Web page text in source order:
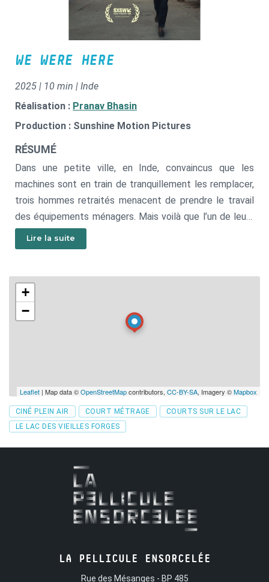
WE WERE HERE
2025 | 10 min | Inde
Réalisation : Pranav Bhasin
Production : Sunshine Motion Pictures
RÉSUMÉ
Dans une petite ville, en Inde, convaincus que les
machines sont en train de tranquillement les remplacer,
trois hommes retraités menacent de prendre le travail
des équipements ménagers. Mais voilà que l’un de leurs
enfants décroche un emploi dans une société
spécialisée dans l’I.A, ce qui ébranle leur croisade.
Lire la suite
+
−
Leaflet | Map data ©OpenStreetMapcontributors, CC-BY-SA, Imagery ©Mapbox
Tags
CINÉ PLEIN AIR COURT MÉTRAGE
COURTS SUR LE LAC
LE LAC DES VIEILLES FORGES
LA PELLICULE ENSORCELÉE
Rue des Mésanges - BP 485